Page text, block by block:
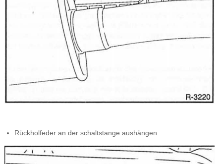
Rückholfeder an der schaltstange aushängen.